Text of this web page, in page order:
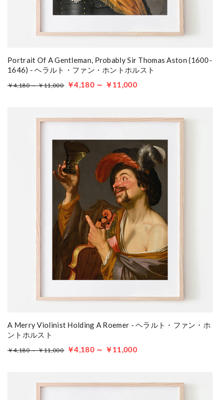
Portrait Of A Gentleman, Probably Sir Thomas Aston (1600-
1646) - ヘラルト・ファン・ホントホルスト
￥4,180 ～ ￥11,000 ￥4,180 ～ ￥11,000
A Merry Violinist Holding A Roemer - ヘラルト・ファン・ホ
ントホルスト
￥4,180 ～ ￥11,000 ￥4,180 ～ ￥11,000